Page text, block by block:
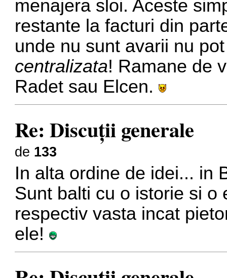
menajera sloi. Aceste
restante la facturi din
unde nu sunt avarii nu
centralizata! Ramane de
Radet sau Elcen.
Re: Discuţii generale
de 133
In alta ordine de idei... in
Sunt balti cu o istorie si o
respectiv vasta incat
ele!